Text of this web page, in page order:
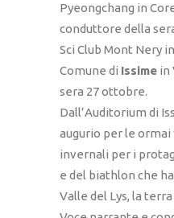
Pyeongchang in
conduttore della
Sci Club Mont Nery
Comune di Issime in
sera 27 ottobre.
Dall’Auditorium di
augurio per le
invernali per i
e del biathlon che
Valle del Lys, la